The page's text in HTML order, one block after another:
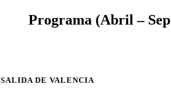
Programa (Abril –
SALIDA DE VALENCIA